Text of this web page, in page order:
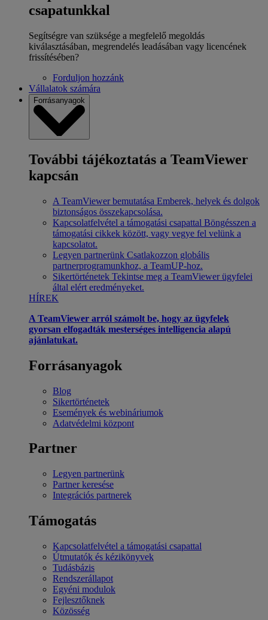
csapatunkkal
Segítségre van szüksége a megfelelő megoldás
kiválasztásában, megrendelés leadásában vagy licencének
frissítésében?
Forduljon hozzánk
Vállalatok számára
Forrásanyagok
További tájékoztatás a TeamViewer
kapcsán
A TeamViewer bemutatása Emberek, helyek és dolgok
biztonságos összekapcsolása.
Kapcsolatfelvétel a támogatási csapattal Böngésszen a
támogatási cikkek között, vagy vegye fel velünk a
kapcsolatot.
Legyen partnerünk Csatlakozzon globális
partnerprogramunkhoz, a TeamUP-hoz.
Sikertörténetek Tekintse meg a TeamViewer ügyfelei
által elért eredményeket.
HÍREK
A TeamViewer arról számolt be, hogy az ügyfelek
gyorsan elfogadták mesterséges intelligencia alapú
ajánlatukat.
Forrásanyagok
Blog
Sikertörténetek
Események és webináriumok
Adatvédelmi központ
Partner
Legyen partnerünk
Partner keresése
Integrációs partnerek
Támogatás
Kapcsolatfelvétel a támogatási csapattal
Útmutatók és kézikönyvek
Tudásbázis
Rendszerállapot
Egyéni modulok
Fejlesztőknek
Közösség